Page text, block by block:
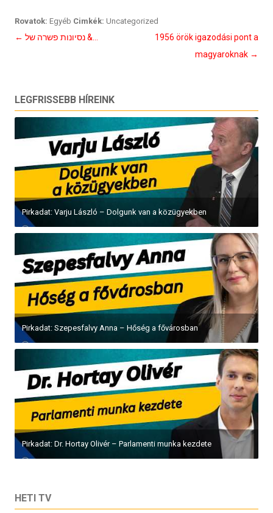
Rovatok: Egyéb Cimkék: Uncategorized
Bejegyzés
← נסיונות פשרה של &…
1956 örök igazodási pont a
magyaroknak →
LEGFRISSEBB HÍREINK
Pirkadat: Varju László – Dolgunk van a közügyekben
Pirkadat: Szepesfalvy Anna – Hőség a fővárosban
Pirkadat: Dr. Hortay Olivér – Parlamenti munka kezdete
HETI TV